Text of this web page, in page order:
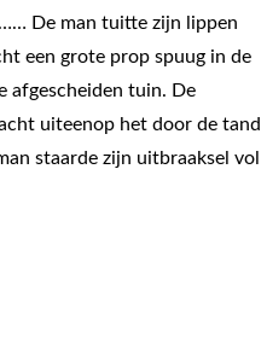
De man tuitte zijn lippen
een grote prop spuug in de
afgescheiden tuin. De
uiteenop het door de tand
staarde zijn uitbraaksel vol